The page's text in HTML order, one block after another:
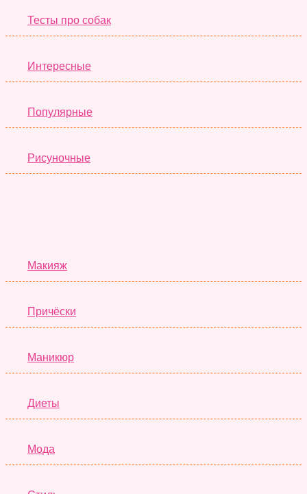
Тесты про собак
Интересные
Популярные
Рисуночные
Макияж
Причёски
Маникюр
Диеты
Мода